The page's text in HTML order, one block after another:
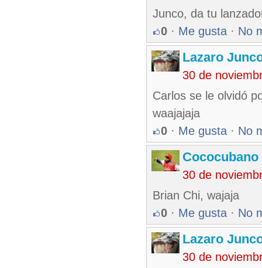
Junco, da tu
0 · Me gusta · No
Lazaro
30 de
Carlos se le olvidó
waajajaja
0 · Me gusta · No
Cococubano
30 de
Brian Chi, wajaja
0 · Me gusta · No
Lazaro
30 de